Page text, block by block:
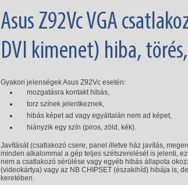
Asus Z92Vc VGA
DVI kimenet) hiba,
Gyakori jelenségek Asus Z92Vc esetén:
mozgatásra kontakt hibás,
torz színek jelentkeznek,
hibás képet ad vagy egyáltalán nem ad képet,
hiányzik egy szín (piros, zöld, kék).
Javítását (csatlakozó csere, panel illetve ház javítás,
minden alkalommal a gép teljes szétszerelését is jelenti,
nem a csatlakozó sérülése vagy egyéb hibás állapota
(videokártya) vagy az NB CHIPSET (északihíd) hibája is,
keretében.